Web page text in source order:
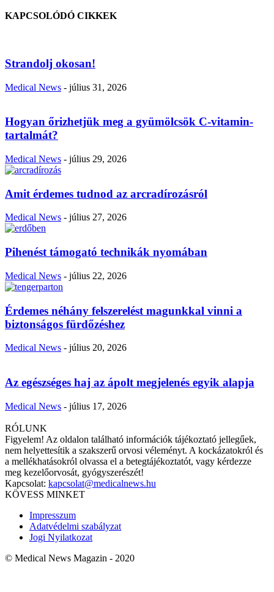
KAPCSOLÓDÓ CIKKEK
Strandolj okosan!
Medical News - július 31, 2026
Hogyan őrizhetjük meg a gyümölcsök C-vitamin-
tartalmát?
Medical News - július 29, 2026
Amit érdemes tudnod az arcradírozásról
Medical News - július 27, 2026
Pihenést támogató technikák nyomában
Medical News - július 22, 2026
Érdemes néhány felszerelést magunkkal vinni a
biztonságos fürdőzéshez
Medical News - július 20, 2026
Az egészséges haj az ápolt megjelenés egyik alapja
Medical News - július 17, 2026
RÓLUNK
Figyelem! Az oldalon található információk tájékoztató jellegűek,
nem helyettesítik a szakszerű orvosi véleményt. A kockázatokról és
a mellékhatásokról olvassa el a betegtájékoztatót, vagy kérdezze
meg kezelőorvosát, gyógyszerészét!
Kapcsolat: kapcsolat@medicalnews.hu
KÖVESS MINKET
Impresszum
Adatvédelmi szabályzat
Jogi Nyilatkozat
© Medical News Magazin - 2020